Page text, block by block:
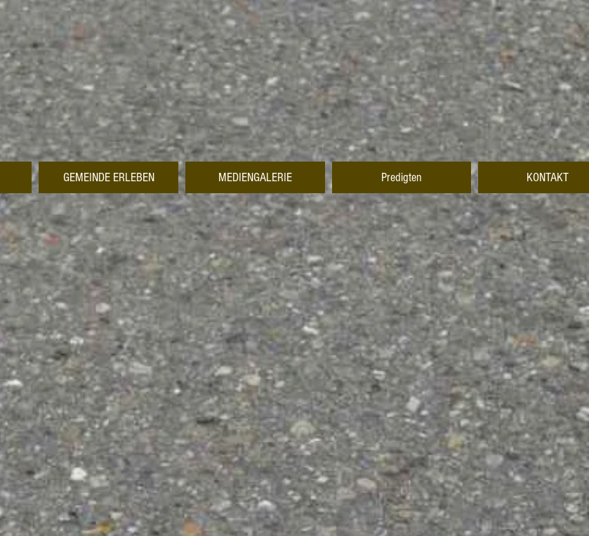
GEMEINDE ERLEBEN MEDIENGALERIE Predigten KONTAKT